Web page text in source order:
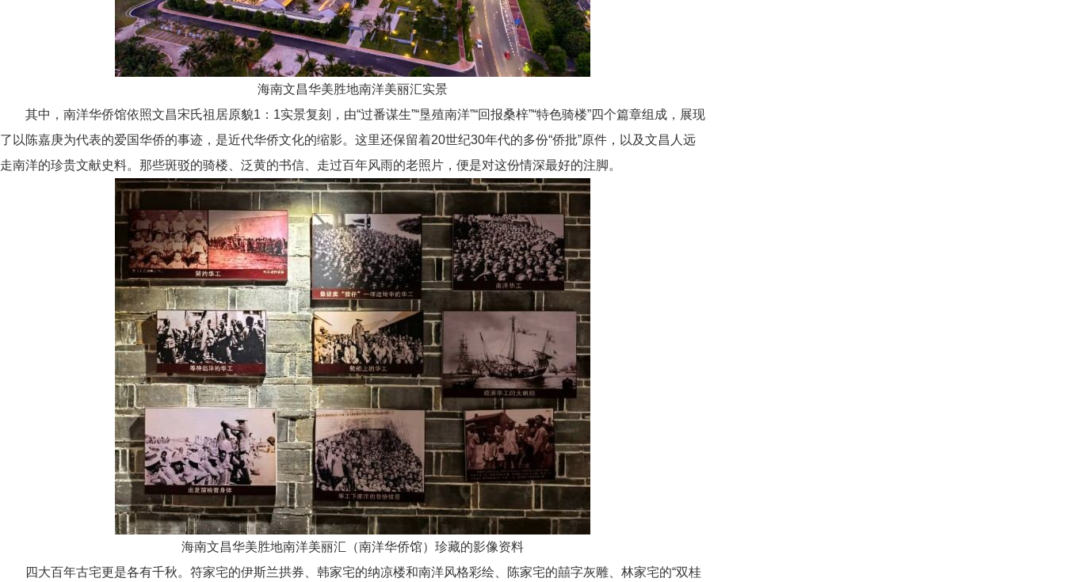
海南文昌华美胜地南洋美丽汇实景
其中，南洋华侨馆依照文昌宋氏祖居原貌1：1实景复刻，由“过番谋生”“垦殖南洋”“回报桑梓”“特色骑楼”四个篇章组成，展现
了以陈嘉庚为代表的爱国华侨的事迹，是近代华侨文化的缩影。这里还保留着20世纪30年代的多份“侨批”原件，以及文昌人远
走南洋的珍贵文献史料。那些斑驳的骑楼、泛黄的书信、走过百年风雨的老照片，便是对这份情深最好的注脚。
海南文昌华美胜地南洋美丽汇（南洋华侨馆）珍藏的影像资料
四大百年古宅更是各有千秋。符家宅的伊斯兰拱券、韩家宅的纳凉楼和南洋风格彩绘、陈家宅的囍字灰雕、林家宅的“双桂